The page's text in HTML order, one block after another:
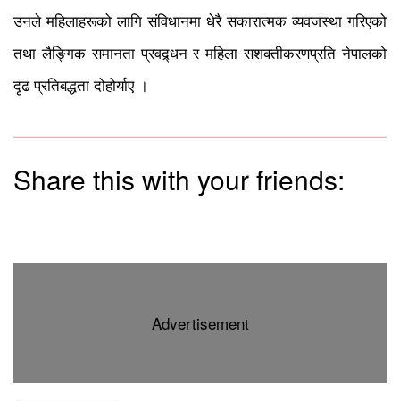
उनले महिलाहरूको लागि संविधानमा धेरै सकारात्मक व्यवजस्था गरिएको
तथा लैङ्गिक समानता प्रवद्र्धन र महिला सशक्तीकरणप्रति नेपालको
दृढ प्रतिबद्धता दोहोर्याए ।
Share this with your friends:
Advertisement